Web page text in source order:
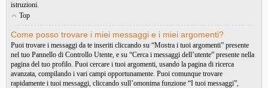
istruzioni.
Top
Come posso trovare i miei messaggi e i miei argomenti?
Puoi trovare i messaggi da te inseriti cliccando su “Mostra i tuoi argomenti” presente
nel tuo Pannello di Controllo Utente, e su “Cerca i messaggi dell’utente” presente nella
pagina del tuo profilo. Puoi cercare i tuoi argomenti, usando la pagina di ricerca
avanzata, compilando i vari campi opportunamente. Puoi comunque trovare
rapidamente i tuoi messaggi, cliccando sull’omonima funzione “I tuoi messaggi”,